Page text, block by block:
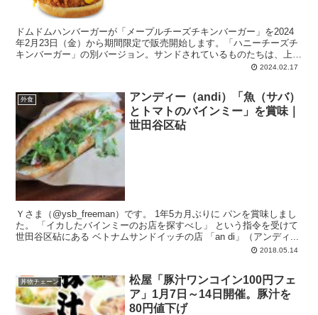
ドムドムハンバーガーが「メープルチーズチキンバーガー」を2024
年2月23日（金）から期間限定で販売開始します。「ハニーチーズチ
キンバーガー」の別バージョン。サンドされているものたちは、上か
ら、メープルシロップ、とろ～り濃厚チーズソース、サクサクフライ
2024.02.17
外食
アンディー（andi）「魚（サバ）
とトマトのバインミー」を賞味｜
世田谷区砧
Ｙさま（@ysb_freeman）です。 1年5カ月ぶりに パンを賞味しまし
た。 「イカしたバインミーのお店を探すべし」 という指令を受けて
世田谷区砧にある ベトナムサンドイッチの店 「an di」（アンディ...
2018.05.14
丼物チェーン
松屋「豚汁ワンコイン100円フェ
ア」1月7日～14日開催。豚汁を
80円値下げ